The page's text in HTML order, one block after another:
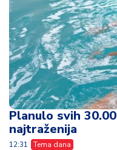
Planulo svih
najtraženija
12:31 Tema dana